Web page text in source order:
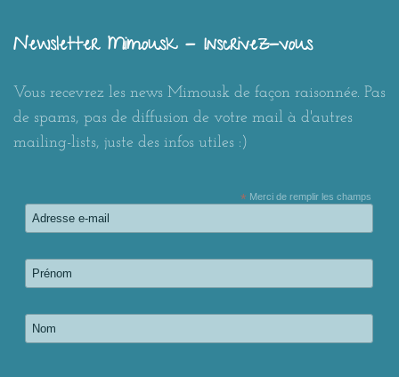
Newsletter Mimousk - Inscrivez-vous
Vous recevrez les news Mimousk de façon raisonnée. Pas
de spams, pas de diffusion de votre mail à d'autres
mailing-lists, juste des infos utiles :)
* Merci de remplir les champs